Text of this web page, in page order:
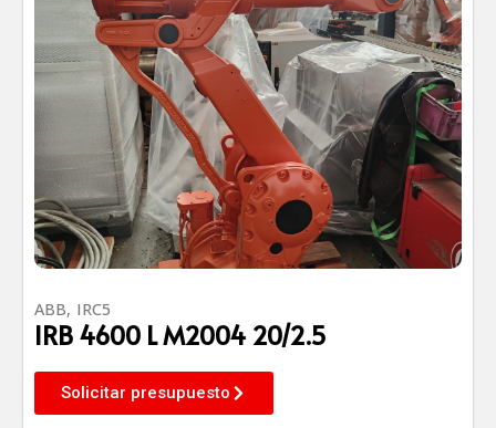
ABB, IRC5
IRB 4600 L M2004 20/2.5
Solicitar presupuesto